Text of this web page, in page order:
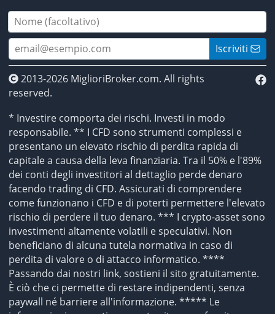
Iscriviti
2013-2026 MiglioriBroker.com. All rights
reserved.
* Investire comporta dei rischi. Investi in modo
responsabile. ** I CFD sono strumenti complessi e
presentano un elevato rischio di perdita rapida di
capitale a causa della leva finanziaria. Tra il 50% e l'89%
dei conti degli investitori al dettaglio perde denaro
facendo trading di CFD. Assicurati di comprendere
come funzionano i CFD e di poterti permettere l'elevato
rischio di perdere il tuo denaro. *** I crypto-asset sono
investimenti altamente volatili e speculativi. Non
beneficiano di alcuna tutela normativa in caso di
perdita di valore o di attacco informatico. ****
Passando dai nostri link, sostieni il sito gratuitamente.
È ciò che ci permette di restare indipendenti, senza
paywall né barriere all'informazione. ***** Le